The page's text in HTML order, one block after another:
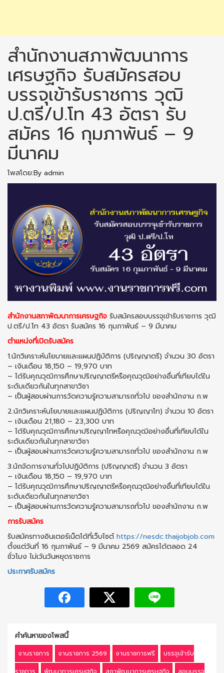
สำนักงานสภาพัฒนาการ
เศรษฐกิจ รับสมัครสอบ
บรรจุเข้ารับราชการ วุฒิ
ป.ตรี/ป.โท 43 อัตรา รับ
สมัคร 16 กุมภาพันธ์ – 9
มีนาคม
โพสโดย:By admin
สำนักงานสภาพัฒนาการเศรษฐกิจ รับสมัครสอบบรรจุเข้ารับราชการ วุฒิ
ป.ตรี/ป.โท 43 อัตรา รับสมัคร 16 กุมภาพันธ์ – 9 มีนาคม
ตำแหน่งที่เปิดรับสมัคร
1.นักวิเคราะห์นโยบายและแผนปฏิบัติการ (ปริญญาตรี) จำนวน 30 อัตรา
– เงินเดือน 18,150 – 19,970 บาท
– ได้รับคุณวุฒิการศึกษาปริญญาตรีหรือคุณวุฒิอย่างอื่นที่เทียบได้ใน
ระดับเดียวกันในทุกสาขาวิชา
– เป็นผู้สอบผ่านการวัดความรู้ความสามารถทั่วไป ของสำนักงาน ก.พ
2.นักวิเคราะห์นโยบายและแผนปฏิบัติการ (ปริญญาโท) จำนวน 10 อัตรา
– เงินเดือน 21,180 – 23,300 บาท
– ได้รับคุณวุฒิการศึกษาปริญญาโทหรือคุณวุฒิอย่างอื่นที่เทียบได้ใน
ระดับเดียวกันในทุกสาขาวิชา
– เป็นผู้สอบผ่านการวัดความรู้ความสามารถทั่วไป ของสำนักงาน ก.พ
3.นักจัดการงานทั่วไปปฏิบัติการ (ปริญญาตรี) จำนวน 3 อัตรา
– เงินเดือน 18,150 – 19,970 บาท
– ได้รับคุณวุฒิการศึกษาปริญญาตรีหรือคุณวุฒิอย่างอื่นที่เทียบได้ใน
ระดับเดียวกันในทุกสาขาวิชา
– เป็นผู้สอบผ่านการวัดความรู้ความสามารถทั่วไป ของสำนักงาน ก.พ
การรับสมัคร
รับสมัครทางอินเตอร์เน็ตได้ที่เว็บไซต์https://nesdc.thaijobjob.com
ตั้งแต่วันที่ 16 กุมภาพันธ์ – 9 มีนาคม 2569 สมัครได้ตลอด 24
ชั่วโมง ไม่เว้นวันหยุดราชการ
ประกาศรับสมัคร
คำค้นหาของโพสนี้
งานราชการ งานราชการ 2569 งานราชการฟรี
บรรจุเข้ารับ